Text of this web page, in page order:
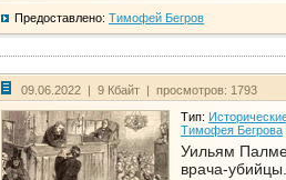
Предоставлено: Тимофей Бегров
09.06.2022 | 9 Кбайт | просмотров: 1793
Тип:
Тимофея Бегрова
Уильям
врача-